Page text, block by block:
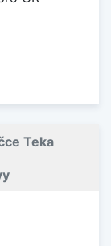
Teka